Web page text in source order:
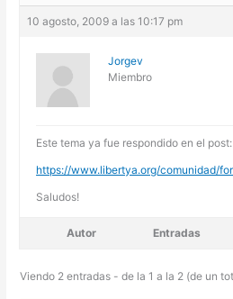
10 agosto, 2009 a las 10:17 pm
Jorgev
Miembro
Este tema ya fue respondido en el post:
https://www.libertya.org/comunidad/
Saludos!
Autor Entradas
Viendo 2 entradas - de la 1 a la 2 (de un